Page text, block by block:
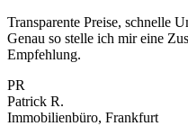
Transparente Preise, schnelle
Genau so stelle ich mir eine
Empfehlung.
PR
Patrick R.
Immobilienbüro, Frankfurt